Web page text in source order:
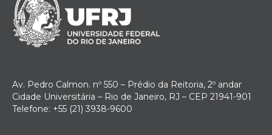
Av. Pedro Calmon. nº 550 – Prédio da Reitoria, 2º andar
Cidade Universitária – Rio de Janeiro, RJ – CEP 21941-901
Telefone: +55 (21) 3938-9600